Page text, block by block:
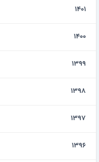
۱۴۰۱
۱۴۰۰
۱۳۹۹
۱۳۹۸
۱۳۹۷
۱۳۹۶